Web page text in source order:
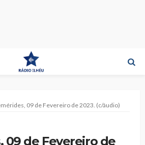
09 de Fevereiro de 2023. (c/áudio)
09 de Fevereiro de